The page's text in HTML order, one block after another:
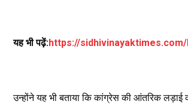
यह भी पढ़ें:https://
उन्होंने यह भी बताया कि कांग्रेस की आंतरिक लड़ाई